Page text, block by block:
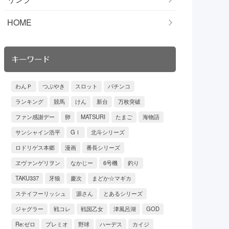
HOME
キーワード
わんＰ つぶやき スロット
パチンコ
ランキング
競馬 けん 新台
万枚突破
ファン感謝デー
卵 MATSURI たまご
海物語
サンシャイン浩平
GⅠ
北斗シリーズ
ロドリゲス本郷
漫画
番長シリーズ
ヱヴァンゲリヲン
なかじー 6号機
釣り
TAKU337
牙狼 慶次
まどか☆マギカ
ステイフーリッシュ
源さん
とあるシリーズ
ジャグラー
戦コレ 戦国乙女 津風呂湖
GOD
Re:ゼロ
プレミオ 野球 ハーデス カイジ